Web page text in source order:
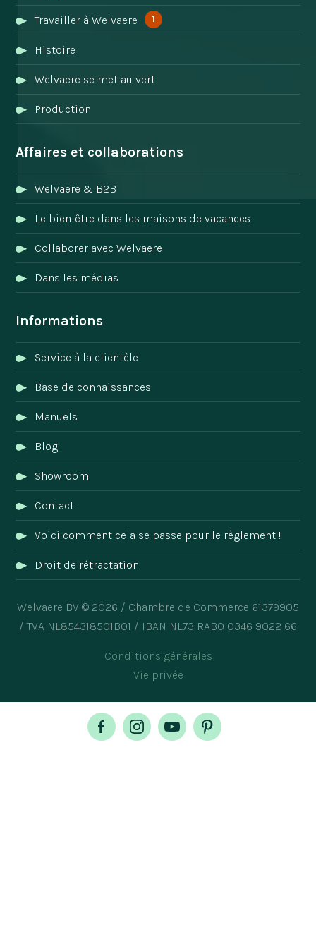
Travailler à Welvaere 1
Histoire
Welvaere se met au vert
Production
Affaires et collaborations
Welvaere & B2B
Le bien-être dans les maisons de vacances
Collaborer avec Welvaere
Dans les médias
Informations
Service à la clientèle
Base de connaissances
Manuels
Blog
Showroom
Contact
Voici comment cela se passe pour le règlement !
Droit de rétractation
Welvaere BV © 2026 / Chambre de Commerce 61379905
/ TVA NL854318501B01 / IBAN NL73 RABO 0346 9022 66
Conditions générales
Vie privée